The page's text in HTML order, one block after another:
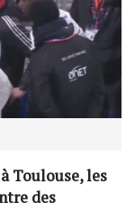
Toulouse, les
des